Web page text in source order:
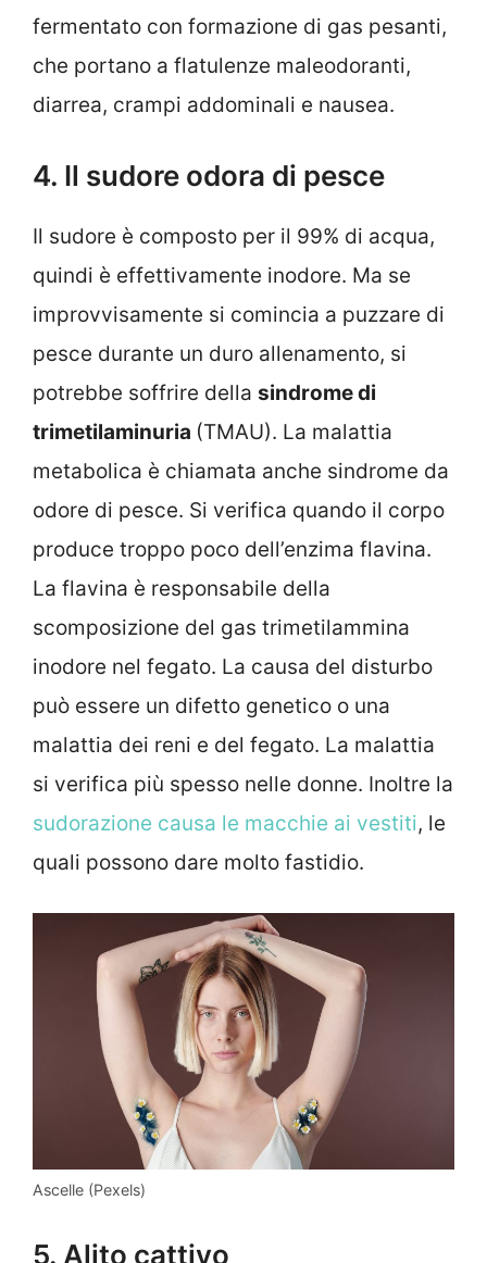
fermentato con formazione di gas pesanti,
che portano a flatulenze maleodoranti,
diarrea, crampi addominali e nausea.
4. Il sudore odora di pesce
Il sudore è composto per il 99% di acqua,
quindi è effettivamente inodore. Ma se
improvvisamente si comincia a puzzare di
pesce durante un duro allenamento, si
potrebbe soffrire della sindrome di
trimetilaminuria (TMAU). La malattia
metabolica è chiamata anche sindrome da
odore di pesce. Si verifica quando il corpo
produce troppo poco dell’enzima flavina.
La flavina è responsabile della
scomposizione del gas trimetilammina
inodore nel fegato. La causa del disturbo
può essere un difetto genetico o una
malattia dei reni e del fegato. La malattia
si verifica più spesso nelle donne. Inoltre la
sudorazione causa le macchie ai vestiti, le
quali possono dare molto fastidio.
Ascelle (Pexels)
5. Alito cattivo